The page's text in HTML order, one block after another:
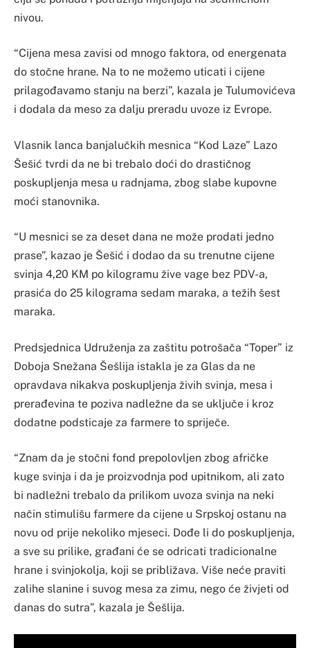
nivou.
“Cijena mesa zavisi od mnogo faktora, od energenata
do stočne hrane. Na to ne možemo uticati i cijene
prilagođavamo stanju na berzi”, kazala je Tulumovićeva
i dodala da meso za dalju preradu uvoze iz Evrope.
Vlasnik lanca banjalučkih mesnica “Kod Laze” Lazo
Šešić tvrdi da ne bi trebalo doći do drastičnog
poskupljenja mesa u radnjama, zbog slabe kupovne
moći stanovnika.
“U mesnici se za deset dana ne može prodati jedno
prase”, kazao je Šešić i dodao da su trenutne cijene
svinja 4,20 KM po kilogramu žive vage bez PDV-a,
prasića do 25 kilograma sedam maraka, a težih šest
maraka.
Predsjednica Udruženja za zaštitu potrošača “Toper” iz
Doboja Snežana Šešlija istakla je za Glas da ne
opravdava nikakva poskupljenja živih svinja, mesa i
prerađevina te poziva nadležne da se uključe i kroz
dodatne podsticaje za farmere to spriječe.
“Znam da je stočni fond prepolovljen zbog afričke
kuge svinja i da je proizvodnja pod upitnikom, ali zato
bi nadležni trebalo da prilikom uvoza svinja na neki
način stimulišu farmere da cijene u Srpskoj ostanu na
novu od prije nekoliko mjeseci. Dođe li do poskupljenja,
a sve su prilike, građani će se odricati tradicionalne
hrane i svinjokolja, koji se približava. Više neće praviti
zalihe slanine i suvog mesa za zimu, nego će živjeti od
danas do sutra”, kazala je Šešlija.